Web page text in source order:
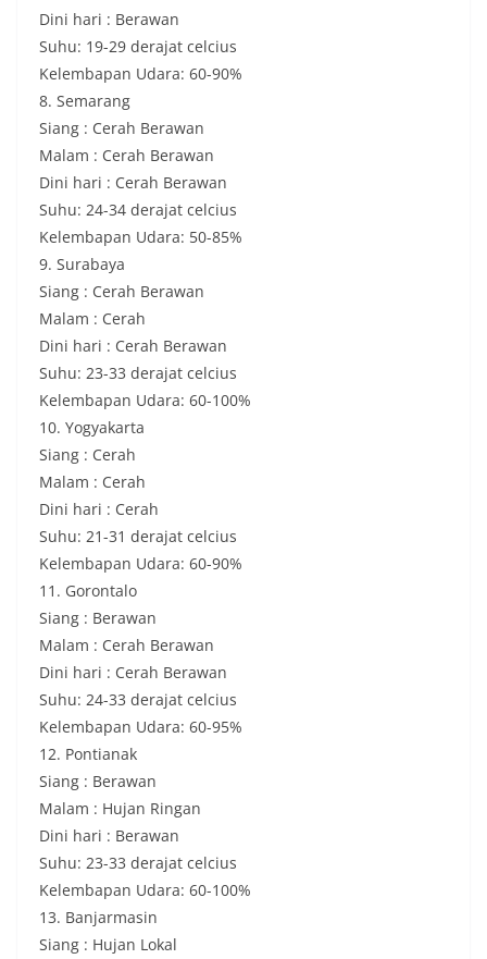
Dini hari : Berawan
Suhu: 19-29 derajat celcius
Kelembapan Udara: 60-90%
8. Semarang
Siang : Cerah Berawan
Malam : Cerah Berawan
Dini hari : Cerah Berawan
Suhu: 24-34 derajat celcius
Kelembapan Udara: 50-85%
9. Surabaya
Siang : Cerah Berawan
Malam : Cerah
Dini hari : Cerah Berawan
Suhu: 23-33 derajat celcius
Kelembapan Udara: 60-100%
10. Yogyakarta
Siang : Cerah
Malam : Cerah
Dini hari : Cerah
Suhu: 21-31 derajat celcius
Kelembapan Udara: 60-90%
11. Gorontalo
Siang : Berawan
Malam : Cerah Berawan
Dini hari : Cerah Berawan
Suhu: 24-33 derajat celcius
Kelembapan Udara: 60-95%
12. Pontianak
Siang : Berawan
Malam : Hujan Ringan
Dini hari : Berawan
Suhu: 23-33 derajat celcius
Kelembapan Udara: 60-100%
13. Banjarmasin
Siang : Hujan Lokal